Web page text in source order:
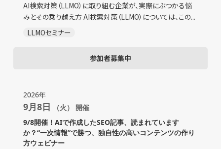
AI検索対策（LLMO）に取り組む企業が、実際にぶつかる悩
みとその乗り越え方 AI検索対策（LLMO）については、この...
LLMOセミナー
参加者募集中
2026年
9月8日 （火） 開催
9/8開催！AIで作成したSEO記事、読まれています
か？“一次情報”で勝つ、独自性の高いコンテンツの作り
方ウェビナー